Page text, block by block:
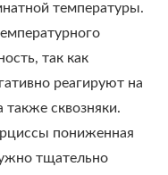
температуры.
так как
реагируют на
сквозняки.
пониженная
тщательно